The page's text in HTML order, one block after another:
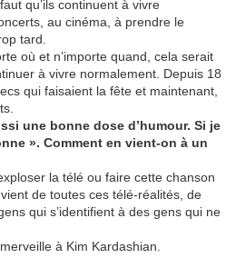
qu’ils continuent à vivre
au cinéma, à prendre le
tard.
où et n’importe quand, cela serait
à vivre normalement. Depuis 18
qui faisaient la fête et maintenant,
une bonne dose d’humour. Si je
». Comment en vient-on à un
la télé ou faire cette chanson
de toutes ces télé-réalités, de
qui s’identifient à des gens qui ne
à Kim Kardashian.